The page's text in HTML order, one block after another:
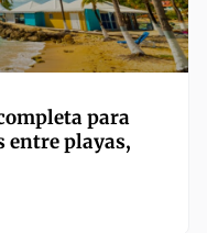
para
entre playas,